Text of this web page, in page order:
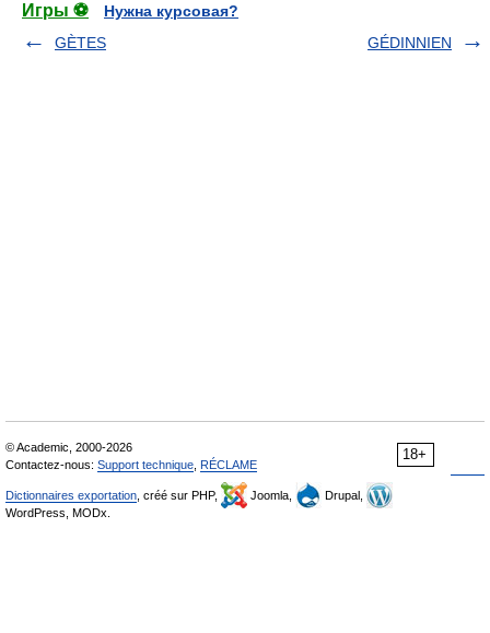
Игры ⚽
Нужна курсовая?
GÈTES
GÉDINNIEN
18+
© Academic, 2000-2026
Contactez-nous: Support technique RÉCLAME
Dictionnaires exportation , créé sur PHP, Joomla,
Drupal,
WordPress, MODx.